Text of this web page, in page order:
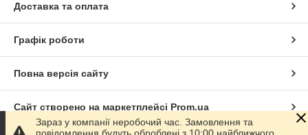
Доставка та оплата
Графік роботи
Повна версія сайту
Сайт створено на маркетплейсі Prom.ua
Зараз у компанії неробочий час. Замовлення та